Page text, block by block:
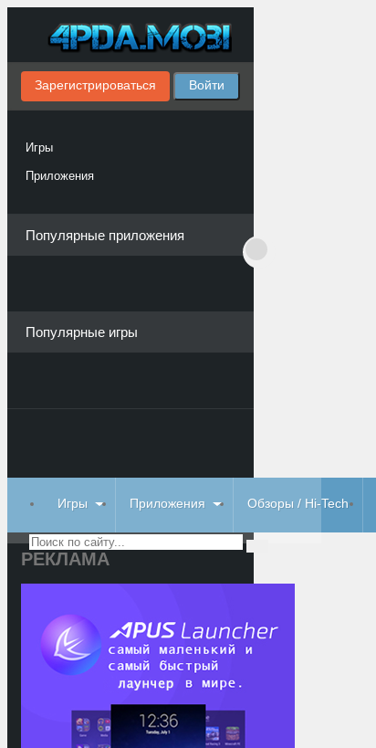
Зарегистрироваться Войти
Игры
Приложения
Популярные приложения
Популярные игры
Игры Приложения Обзоры / Hi-Tech
РЕКЛАМА